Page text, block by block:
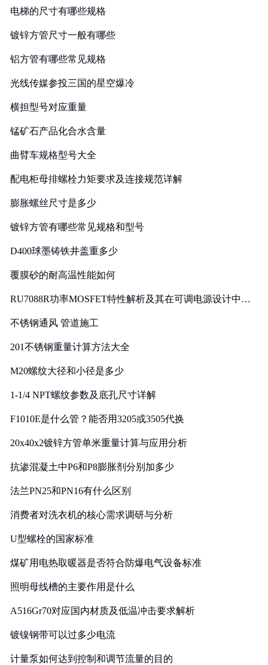
电梯的尺寸有哪些规格
镀锌方管尺寸一般有哪些
铝方管有哪些常见规格
光线传媒参投三国的星空爆冷
横担型号对应重量
锰矿石产品化合水含量
曲臂车规格型号大全
配电柜母排螺栓力矩要求及连接规范详解
膨胀螺丝尺寸是多少
镀锌方管有哪些常见规格和型号
D400球墨铸铁井盖重多少
覆膜砂的耐高温性能如何
RU7088R功率MOSFET特性解析及其在可调电源设计中的
不锈钢通风 管道施工
201不锈钢重量计算方法大全
M20螺纹大径和小径是多少
1-1/4 NPT螺纹参数及底孔尺寸详解
F1010E是什么管？能否用3205或3505代换
20x40x2镀锌方管单米重量计算与应用分析
抗渗混凝土中P6和P8膨胀剂分别加多少
法兰PN25和PN16有什么区别
消费者对洗衣机的核心需求调研与分析
U型螺栓的国家标准
煤矿用电热取暖器是否符合防爆电气设备标准
照明母线槽的主要作用是什么
A516Gr70对应国内材质及低温冲击要求解析
镀镍钢带可以过多少电流
计量泵如何达到控制和调节流量的目的